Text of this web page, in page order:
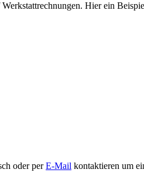
Hier ein
oder perE-Mail kontaktieren um